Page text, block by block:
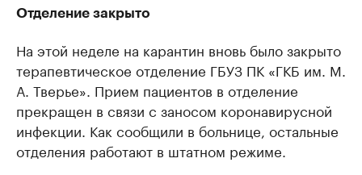
Отделение закрыто
На этой неделе на карантин вновь было закрыто
терапевтическое отделение ГБУЗ ПК «ГКБ им. М.
А. Тверье». Прием пациентов в отделение
прекращен в связи с заносом коронавирусной
инфекции. Как сообщили в больнице, остальные
отделения работают в штатном режиме.